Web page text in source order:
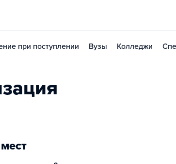
при поступлении Вузы Колледжи